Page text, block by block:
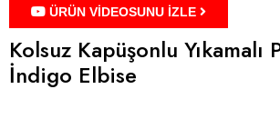
ÜRÜN VİDEOSUNU İZLE
Kolsuz Kapüşonlu Yıkamalı
İndigo Elbise